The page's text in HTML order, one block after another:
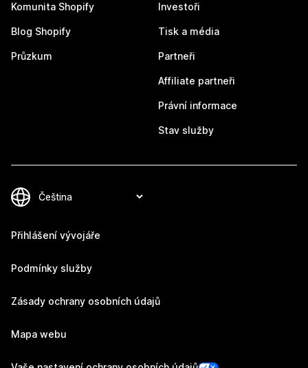
Komunita Shopify
Blog Shopify
Průzkum
Investoři
Tisk a média
Partneři
Affiliate partneři
Právní informace
Stav služby
Přihlášení vývojáře
Podmínky služby
Zásady ochrany osobních údajů
Mapa webu